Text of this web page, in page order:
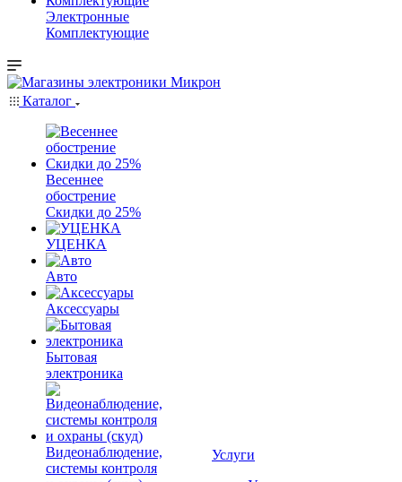
Электронные
Комплектующие
Каталог
Весеннее
обострение
Скидки до 25%
УЦЕНКА
Авто
Аксессуары
Бытовая
электроника
Видеонаблюдение,
системы контроля
Услуги